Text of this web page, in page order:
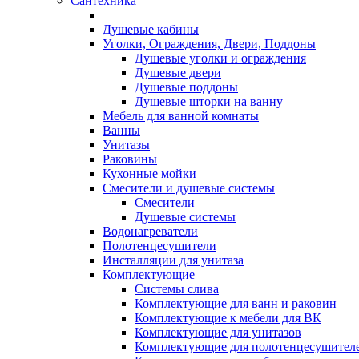
Душевые кабины
Уголки, Ограждения, Двери, Поддоны
Душевые уголки и ограждения
Душевые двери
Душевые поддоны
Душевые шторки на ванну
Мебель для ванной комнаты
Ванны
Унитазы
Раковины
Кухонные мойки
Смесители и душевые системы
Смесители
Душевые системы
Водонагреватели
Полотенцесушители
Инсталляции для унитаза
Комплектующие
Системы слива
Комплектующие для ванн и раковин
Комплектующие к мебели для ВК
Комплектующие для унитазов
Комплектующие для